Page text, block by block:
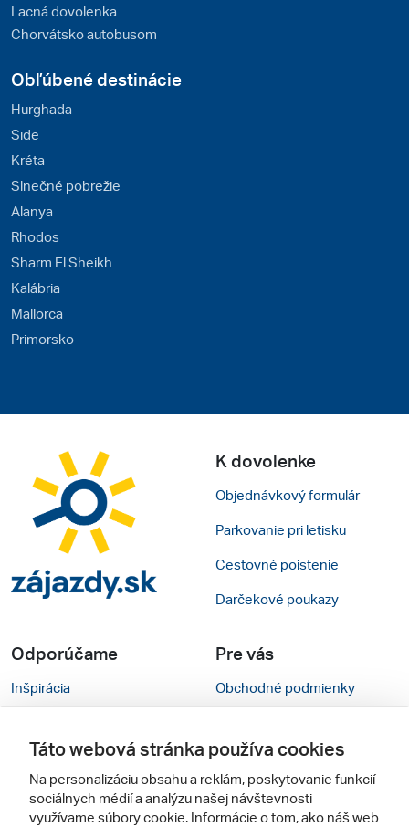
Lacná dovolenka
Chorvátsko autobusom
Obľúbené destinácie
Hurghada
Side
Kréta
Slnečné pobrežie
Alanya
Rhodos
Sharm El Sheikh
Kalábria
Mallorca
Primorsko
K dovolenke
Objednávkový formulár
Parkovanie pri letisku
Cestovné poistenie
Darčekové poukazy
Odporúčame
Inšpirácia
Cestovné kancelárie
Zájezdy.cz
Pre vás
Obchodné podmienky
Nastavenie cookies
Mobilná verzia webu
Táto webová stránka používa cookies
Na personalizáciu obsahu a reklám, poskytovanie funkcií
sociálnych médií a analýzu našej návštevnosti
využívame súbory cookie. Informácie o tom, ako náš web